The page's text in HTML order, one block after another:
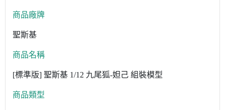
商品廠牌
聖斯基
商品名稱
[標準版] 聖斯基 1/12 九尾狐-妲己 組裝模型
商品類型